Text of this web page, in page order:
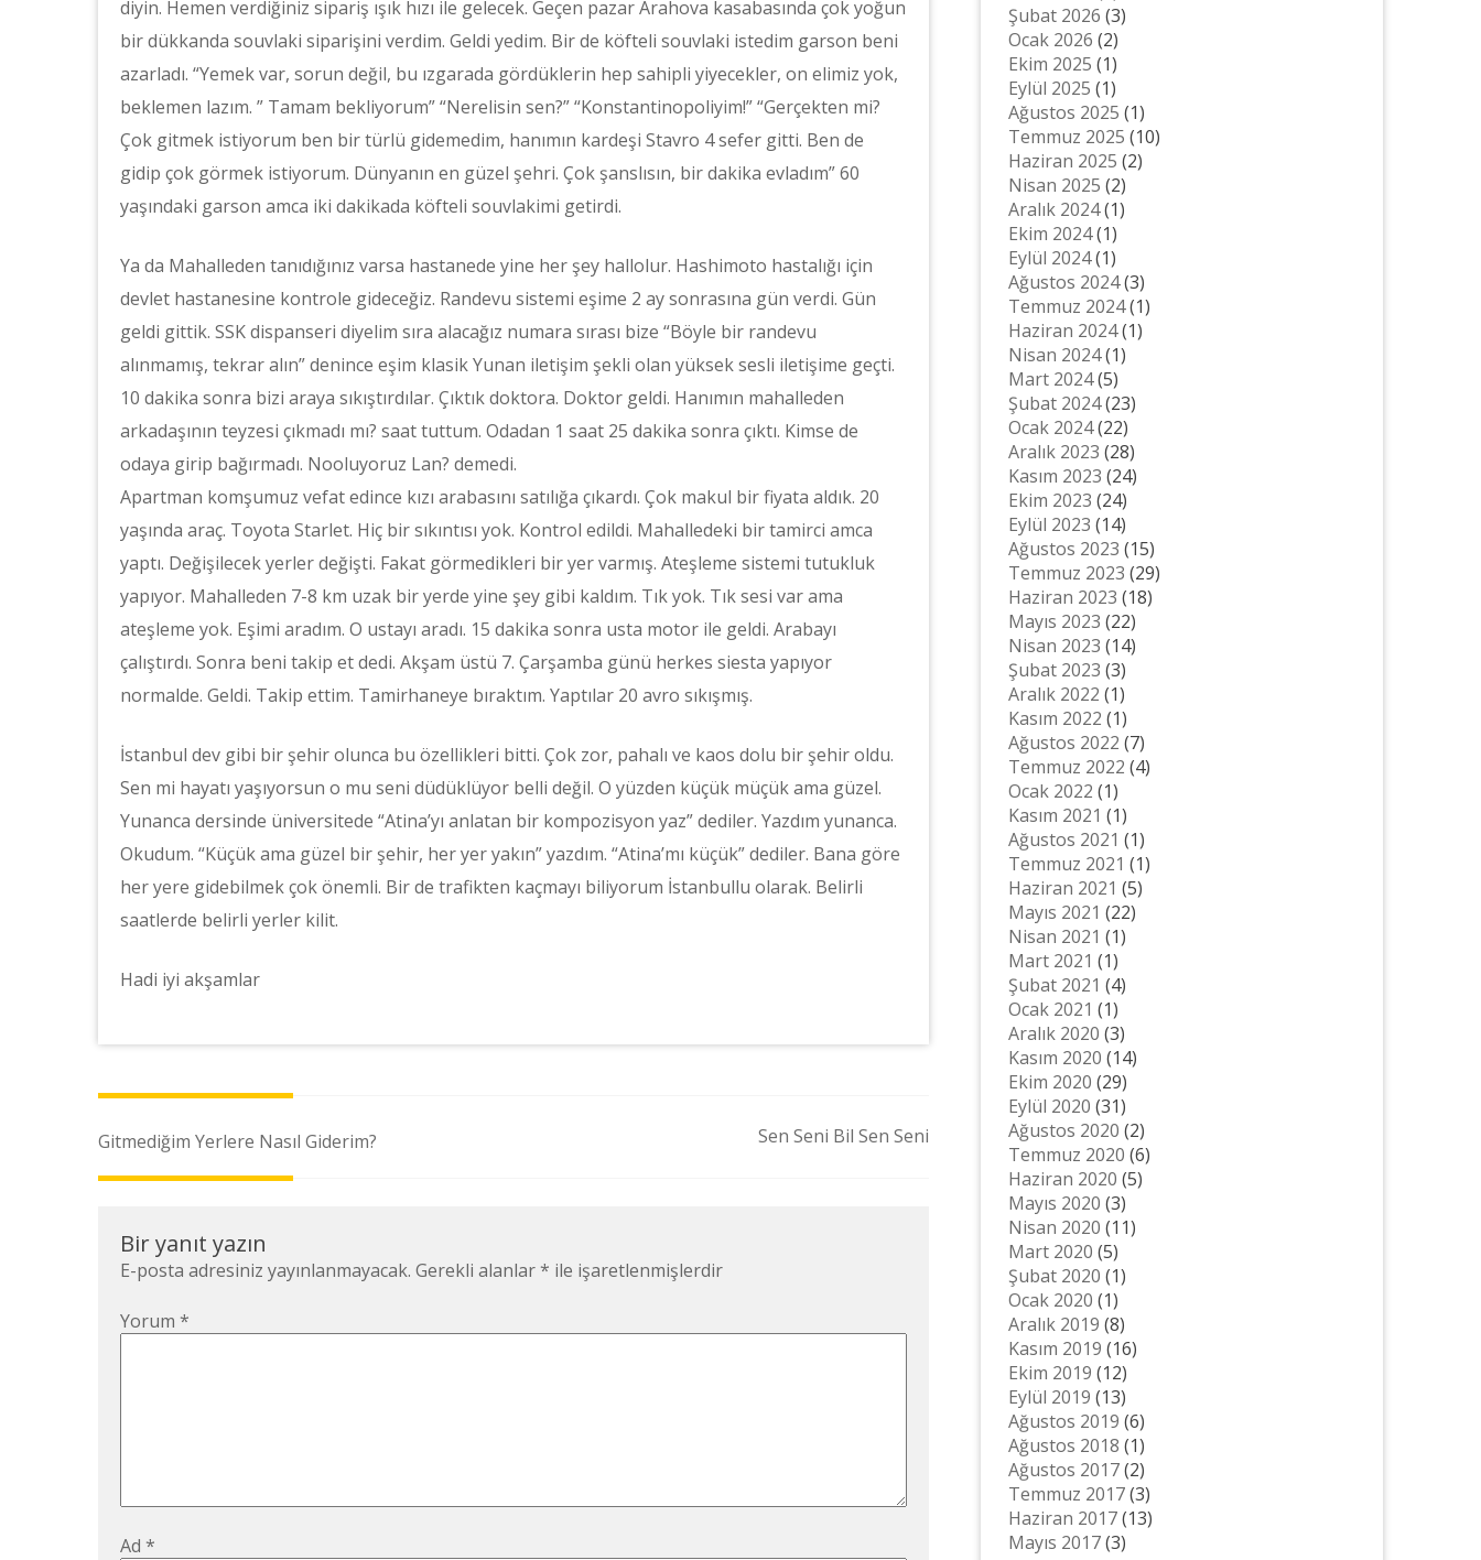
diyin. Hemen verdiğiniz sipariş ışık hızı ile gelecek. Geçen pazar Arahova kasabasında çok yoğun
bir dükkanda souvlaki siparişini verdim. Geldi yedim. Bir de köfteli souvlaki istedim garson beni
azarladı. “Yemek var, sorun değil, bu ızgarada gördüklerin hep sahipli yiyecekler, on elimiz yok,
beklemen lazım. ” Tamam bekliyorum” “Nerelisin sen?” “Konstantinopoliyim!” “Gerçekten mi?
Çok gitmek istiyorum ben bir türlü gidemedim, hanımın kardeşi Stavro 4 sefer gitti. Ben de
gidip çok görmek istiyorum. Dünyanın en güzel şehri. Çok şanslısın, bir dakika evladım” 60
yaşındaki garson amca iki dakikada köfteli souvlakimi getirdi.
Ya da Mahalleden tanıdığınız varsa hastanede yine her şey hallolur. Hashimoto hastalığı için
devlet hastanesine kontrole gideceğiz. Randevu sistemi eşime 2 ay sonrasına gün verdi. Gün
geldi gittik. SSK dispanseri diyelim sıra alacağız numara sırası bize “Böyle bir randevu
alınmamış, tekrar alın” denince eşim klasik Yunan iletişim şekli olan yüksek sesli iletişime geçti.
10 dakika sonra bizi araya sıkıştırdılar. Çıktık doktora. Doktor geldi. Hanımın mahalleden
arkadaşının teyzesi çıkmadı mı? saat tuttum. Odadan 1 saat 25 dakika sonra çıktı. Kimse de
odaya girip bağırmadı. Nooluyoruz Lan? demedi.
Apartman komşumuz vefat edince kızı arabasını satılığa çıkardı. Çok makul bir fiyata aldık. 20
yaşında araç. Toyota Starlet. Hiç bir sıkıntısı yok. Kontrol edildi. Mahalledeki bir tamirci amca
yaptı. Değişilecek yerler değişti. Fakat görmedikleri bir yer varmış. Ateşleme sistemi tutukluk
yapıyor. Mahalleden 7-8 km uzak bir yerde yine şey gibi kaldım. Tık yok. Tık sesi var ama
ateşleme yok. Eşimi aradım. O ustayı aradı. 15 dakika sonra usta motor ile geldi. Arabayı
çalıştırdı. Sonra beni takip et dedi. Akşam üstü 7. Çarşamba günü herkes siesta yapıyor
normalde. Geldi. Takip ettim. Tamirhaneye bıraktım. Yaptılar 20 avro sıkışmış.
İstanbul dev gibi bir şehir olunca bu özellikleri bitti. Çok zor, pahalı ve kaos dolu bir şehir oldu.
Sen mi hayatı yaşıyorsun o mu seni düdüklüyor belli değil. O yüzden küçük müçük ama güzel.
Yunanca dersinde üniversitede “Atina’yı anlatan bir kompozisyon yaz” dediler. Yazdım yunanca.
Okudum. “Küçük ama güzel bir şehir, her yer yakın” yazdım. “Atina’mı küçük” dediler. Bana göre
her yere gidebilmek çok önemli. Bir de trafikten kaçmayı biliyorum İstanbullu olarak. Belirli
saatlerde belirli yerler kilit.
Hadi iyi akşamlar
Yazı
Gitmediğim Yerlere Nasıl Giderim? Sen Seni Bil Sen Seni
Bir yanıt yazın
E-posta adresiniz yayınlanmayacak. Gerekli alanlar* ile işaretlenmişlerdir
Yorum *
Ad *
Şubat 2026 (3)
Ocak 2026 (2)
Ekim 2025 (1)
Eylül 2025 (1)
Ağustos 2025 (1)
Temmuz 2025 (10)
Haziran 2025 (2)
Nisan 2025 (2)
Aralık 2024(1)
Ekim 2024(1)
Eylül 2024(1)
Ağustos 2024(3)
Temmuz 2024(1)
Haziran 2024(1)
Nisan 2024(1)
Mart 2024(5)
Şubat 2024(23)
Ocak 2024(22)
Aralık 2023 (28)
Kasım 2023 (24)
Ekim 2023 (24)
Eylül 2023 (14)
Ağustos 2023 (15)
Temmuz 2023 (29)
Haziran 2023 (18)
Mayıs 2023 (22)
Nisan 2023 (14)
Şubat 2023 (3)
Aralık 2022 (1)
Kasım 2022 (1)
Ağustos 2022 (7)
Temmuz 2022 (4)
Ocak 2022 (1)
Kasım 2021 (1)
Ağustos 2021 (1)
Temmuz 2021 (1)
Haziran 2021 (5)
Mayıs 2021 (22)
Nisan 2021 (1)
Mart 2021 (1)
Şubat 2021 (4)
Ocak 2021 (1)
Aralık 2020 (3)
Kasım 2020 (14)
Ekim 2020 (29)
Eylül 2020 (31)
Ağustos 2020 (2)
Temmuz 2020 (6)
Haziran 2020 (5)
Mayıs 2020 (3)
Nisan 2020 (11)
Mart 2020 (5)
Şubat 2020 (1)
Ocak 2020 (1)
Aralık 2019 (8)
Kasım 2019 (16)
Ekim 2019 (12)
Eylül 2019 (13)
Ağustos 2019 (6)
Ağustos 2018 (1)
Ağustos 2017(2)
Temmuz 2017(3)
Haziran 2017(13)
Mayıs 2017(3)